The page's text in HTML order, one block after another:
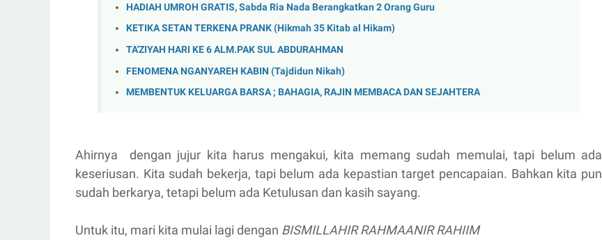
HADIAH UMROH GRATIS, Sabda Ria Nada Berangkatkan 2 Orang Guru
KETIKA SETAN TERKENA PRANK (Hikmah 35 Kitab al Hikam)
TA'ZIYAH HARI KE 6 ALM.PAK SUL ABDURAHMAN
FENOMENA NGANYAREH KABIN (Tajdidun Nikah)
MEMBENTUK KELUARGA BARSA ; BAHAGIA, RAJIN MEMBACA DAN SEJAHTERA
Ahirnya dengan jujur kita harus mengakui, kita memang sudah memulai, tapi belum ada
keseriusan. Kita sudah bekerja, tapi belum ada kepastian target pencapaian. Bahkan kita pun
sudah berkarya, tetapi belum ada Ketulusan dan kasih sayang.
Untuk itu, mari kita mulai lagi dengan BISMILLAHIR RAHMAANIR RAHIIM